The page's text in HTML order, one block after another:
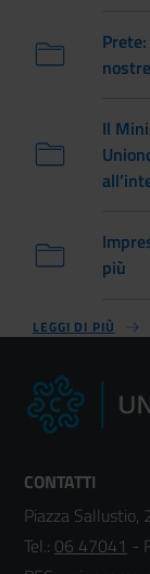
Il
più
LEGGI DI PIÙ
CONTATTI
Piazza
Tel.: 06 47041 -